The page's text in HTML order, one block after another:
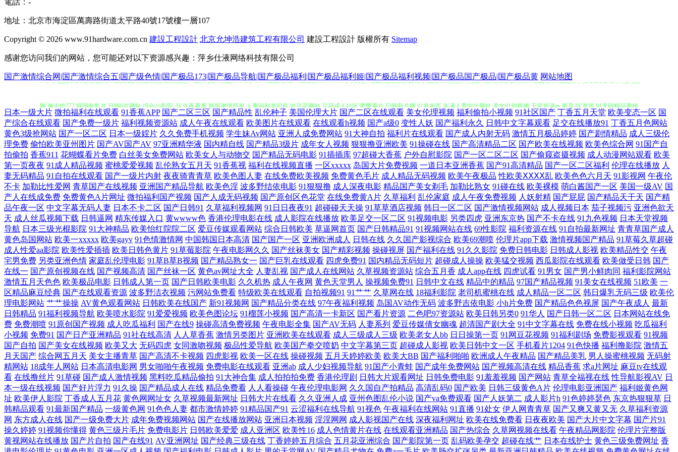
電話：-
地址：北京市海淀區萬壽路街道太平路40號17號樓一層107
Copyright © 2026 www.91hardware.com.cn 建設工程設計 北京允坤浩建筑工程有限公司 建設工程設計 版權所有 Sitemap
感谢您访问我们的网站，您可能还对以下资源感兴趣：萍乡仕液网络科技有限公司
国产激情综合网|国产激情综合五|国产级色情|国产极品173|国产极品导航|国产极品福利|国产极品福利姬|国产极品福利视频|国产极品国产极品|国产极品黄 网站地图
97不卡视频 久久香蕉福利av 欧美成人性爱综合 欧美播逼一级片 国产精选AV网站 www日日 麻豆一二三区A wwwAV伊人 九一在線免費觀看 日韩小视频 91桃色神马 国产福利网站 日本A片在线看 91视频第十页 久久青青草 无码色
大香蕉精品国 日韩资源网 91内射视频 国产精品八戒碰 欧美色图网址 AV熟女闻 欧美AV性 日韩不卡五区 AV老司机 国产TS直男 韩国AV不卡 青娱视频91 亚洲色色影院 91在线资源站 国产区在线不卡9 欧美老女人 中文字幕日本私
人 avtt中文网 后入黑丝在线播放 国产福利社在线 大香蕉伊人五月 国产第1页 成人深夜福利导航 97电影午夜剧场 91草网站 午夜福利网HD 欧美性交狂野 欧美日韩中文 国产一二三四视频 成人一级片 91免费看在线 亚州色图另类 日
本黄碟视频直播 欧美一级方 精品一二一日韩 成人在线超碰 97情趣 91视频免费视频 51福利视频 四虎福利av导航 欧州A片 九一蜜桃视频 国产性爱大片网站 超碰在线探花91 91老司机视频 香蕉黄色片 欧美日P 久草视频网 狠狠操网
站 大香蕉伊人粉红 91自产精品国 午夜精品导航 亚洲成人SESE 日本3级片人妻 麻豆香蕉草莓视频 国产精品wwww 91爰爱欧美 91精东传媒网站 五月天深爱网 免费肏屄视频网站 韩国ts伪娘自慰 成人含羞草视频 91人妻精 性爱午夜
免费剧场 日本色狼人 日韩成人午夜 欧美另类人与兽 国偷传媒 亚洲色图第一页 91色软件 人人操人人摸 91成人在线初夜 天天操无码 蜜芽久久9com 国产日韩精品久久 传媒AV影视 精东成人网 国产草逼观看 www91偷拍 中文字幕
日韩电影 91视频青青操 午夜小影视 日韩磁力链接 久草在线资源网 久久网址二区 国产天天无日日干 www麻豆tv 影音先锋人妻 午夜情色成人在线 日本韩国A片 九一国产视频在线 超碰在线网址 97在线观看视频 伊人狠狠地淫 日本
色色资源 老司机影音先锋 福利免费亚洲天堂 www国产中文 91后入在线 四虎新888网名 免费视频91 久久私色房免费 国产中出在线观看 超碰人妻人人 91福利射视频 亚洲精品视频二区 色婷婷激情网 欧美www在线看 黑丝美女后入
观看 国产一区二区久久 豆花社区视频18 肏屄网站高清日韩 91传媒精品 91tv 亚洲欧美专区 三级黄色午夜 美女超碰在线 黄色电影黄址 福利成人视频网 五月丁香婷婷天堂 欧美日韩福利微拍 精品视频91 变态抖阴com 国产精品熟 成
人福利软件导航 超碰AV在线 91亚洲精华 先锋影音女同 青娱乐青草91 精品成人亚洲 国产51自拍 99操碰 99爱网页版 91豆花打开 亚洲草草影院 日本A级电影网站 久草欧美在线 大香蕉伊人AV 99热天天草 伊人韩国操 日本午夜精华
男女上床视频 日韩精品网 人人操91 欧美日韩中文 麻豆mv网站入口 韩国一级黄色片 成人羞羞午夜 91探花黄色视频 亚州另类春色小说 日本成人导航 人人操人人爽爽 91视频色色 91社区入口免费 性爱午夜影院 色色午夜影院 欧美
A片大香蕉 久草超碰97在线 豆花社区自拍 亚洲一区综合 美欧性娱烁 伊人成人影视综合 丰满熟妇大乳做爰 欧美人妖屄 伊人大香蕉视频 豆花成人精品社区 欧美性爱第七页 中文字幕久热 日韩美淫社 99午夜福利导航 激情另类综合
av 熟女福利资源库 成人免费 欧美A片在线播放 性爱AV五区 www撸夜夜 久久精品人人妻 91人妻人人干 久草视频免费福利 性交A片殴美少妇 福利剧场 男人天堂狠狠操 亚洲欧洲另类 超碰福利97 精品国产专区91 www99久热 欧美
色色综合图片 91蜜桃吴梦梦 免费毛片网址 亚洲色图vu 东方欧美亚洲 玖玖玖玖精品 午夜老司机电影网 97人人操 国产四区自拍 亚洲色图少妇 国产海角社区 青青草导航 97资源视频总站 国产三极片 日本www线 91视频日本情侣 激
日本一级大片 微拍福利在线观看 91香蕉APP 国产二区三区 国产精品性 乱伦种子 美国伦理大片 国产二区在线观看 美女伦理视频 福利偷拍小视频 91社区国产 丁香五月天堂 欧美变态一区 国
产综合在线观看 国产免费一级片 福利视频资源站 成人午夜在线观看 欧美图片在线观看 在线观看h视频 国产a级0 变性人妖 国产福利永久 日韩中文字幕观看 足交在线播放91 丁香五月色网站
黄色3级抢网站 国产一区二区 日本一级婬片 久久免费手机视频 学生妹Av网站 亚洲人成免费网站 91大神自拍 福利片在线观看 国产成人内射无码 激情五月极品婷婷 国产剧情精品 成人三级伦
理免费 偷怕欧美亚州图片 国产AV国产AV 97亚洲精华液 国内精自线 国产精品3级片 成年女人视频 狠狠撸亚洲欧美 91操碰在线 国产高清精品二区 国产欧美在线视频 欧美色综合网 91国产自
拍偷拍 香蕉911 花蝴蝶看片免费 白丝美女免费网站 欧美女人与动物交 国产精品无码电影 91插插库 97超碰大香蕉 户外自慰影院 国产一区二区二区 国产偷窥盗摄视频 成人动漫网站观看 欧美
第一页夜夜 91成人精品视频 蜜桃爱爱视频 乱伦熟女五月天 91香蕉视 福利在线视频直播 一区xxxxx 岛国大片免费视频 一道日本亚洲香蕉 国产91高清精品 国产一区二区福利 伦理在线播放 人
妻无码精品 91自拍在线观看 国产一级片内射 夜夜骑青青草 欧美色图人妻 在线免费欧美视频 免费黄色毛片 成人精品无码视频 欧美午夜极品 性欧美ⅩⅩⅩⅩ乱 欧美色色六月天 91影视网 午夜伦
不卡 加勒比性爱网 青草国产在线视频 亚洲国产精品导航 欧美色淫 波多野结依电影 91狠狠撸 成人深夜电影 精品国产美女剃毛 加勒比熟女 91碰在线 欧美裸模 萌白酱国产一区 美国一级AV 国
产人在线成免费 免费黄色A片网址 微拍福利国产视频 国产人成无码视频 国产原创区色花堂 在线免费黄A片 久草福利 乱伦家庭 成人午夜免费视频 人妖射精 国产屁屁 国产精品天干天 国产精
品午夜一区 中文字幕无码人妻 日本不卡二区 国产日韩91 久草福利视频网 91日日夜夜91 超碰碰天天操 91草草酒店视频 韩日一区二区 国产激情视频网站 成人视频日本 茄子视频污 亚洲色欲天
天 成人丝瓜视频下载 日韩逼网 精东传媒入口 黄wwww色 香港伦理电影在线 成人影院在线播放 欧美足交一区二区 91视频电影 另类四虎 亚洲东京热 国产不卡在线 91九色视频 日本天堂视频
导航 日本三级光棍影院 91大神精品 欧美怡红院院二区 爱豆传媒观看网站 综合日韩欧美 草逼网首页 国产日韩精品91 91视频网站在线 69性影院 福利资源在线 91自拍最新网址 青青草国产成人
黄色岛国网站 欧美一xxxxx 欧美gayv 91色情激情网 中国韩国日本高清 国产国产一区 亚洲欧洲成人 日韩在线 久久国产影视综合 欧美69潮喷 伦理片app下载 激情视频国产精品 91草莓久草超碰
成人性爱aa影院 欧美性爱插插 欧美日韩色黄片 91草莓影院 午夜电影网久久 国产丝袜美女 国产精彩视频 操碰视屏 国产福利在线 91久久影院 免费日韩电影 日韩成人影视 欧美精品性交 午夜
宅男免费 另类亚洲色情 家庭乱伦理电影 91草B草B视频 国产精品熟女一 国产巨乳在线观看 四虎免费91 国内精品无码短片 超碰成人操操 欧美猛交视频 西瓜影院在线观看 欧美做受日韩 国产
在线一 国产原创视频在线 国产视频高清 国产丝袜一区 黄色av网址大全 人妻乱视 国产成人在线网站 久草视频资源站 综合五月香 成人app在线 四虎试看 91男女 国产男小鲜肉同 福利影院网站
激情五月天色色 欧美极品电影 日韩成人第一页 国产日韩欧美电影 久久机热 成人午夜网 黄色天堂男人 操视频免费91 日韩中文在线 精品中的精品 97国产精品视频 91美女在线视频 51欧美 一
区精品麻豆经典 国产在线观看资源 波多野洁衣视频 污网站免费看 特级欧美在线观看 自拍视频91 91艹艹 久草网在线 18福利影院 老司机蜜桃在线 成人精品一区二区 韩日爆乳无码三级 欧美伦
理电影网站 艹艹操操 AV黄色观看网站 日韩欧美在线国产 新91视频网 国产精品分类在线 97午夜福利视频 岛国AV动作无码 波多野吉依电影 小h片免费 国产精品色色视屏 国产午夜成人 最新
日韩精品 91福利视频导航 欧美喷水影院 91爱爱视频 欧美色图论坛 91榴莲小视频 国产高清一卡新区 国产看片资源 二色吧97资源站 欧美日韩另类0 91华人 国产日韩一区二区 日本网站在线免
费 免费潮喷 91原创国产视频 成人吃瓜福利 国产在线9 操碰高清免费视频 午夜电影全集 国产AV无码 人妻系列 爱豆传媒倩女幽魂 超清国产剧大全 91中文字幕在线 免费在线小视频 吃瓜福利
小视频 免费91 国产日产亚洲精品 91社在线高清 人人草香蕉 激情另类图片 亚洲欧美在线观看 成人三级成人三级 欧美老女人bb 日日操第一页 91网豆花视频 91福利剧场 免费影视观看 91视频
国产自拍 国产美女在线视频 欧美又大 无码四虎 女同激吻视频 极品性爱导航 欧美国产拳交喷奶 中文字幕第三页 超碰成人影视 欧美日韩中文一区 手机看片1204 91色快播 福利撸影院 激情五
月天国产 综合网五月天 美女主播青草 国产高清不卡视频 四虎影视 欧美一区在线 操碰视频 五月天婷婷欧美 欧美大BB 国产福利啪啪 欧洲成人午夜精品 国产精品美乳 男人操蜜桃视频 无码射
精网站 18成年人网站 日本高清电影网 男女啪啪午夜视频 免费电影在线观看 亚洲ab 成人少妇视频导航 91国产小青蛙 国产成年免费网站 国产视频高清在线 精品香蕉 求a片网址 麻豆tv在线观
看 在线撸丝片 91草碰 国产成人激情视频 黑料吃瓜精品偷拍 91大神合集 成人拍拍拍免费 香港伦理剧 日韩大片观看网址 日韩免费电影 91羞羞视频 国产网站 青草全福视在线 性导航影视AV 日
本一级在线视频 国产好片浮力 91久操 国产精品成人在线 精品免费看 人人看操碰 午夜伦理电影网 久久国自产拍精品 高清乱码0 国产欧美 日韩三级黄色A片 伦理电影亚洲国产 福利姬黄色网
址 欧美伊人影院 丁香成人五月花 黄色网网址女 久草视频最新网址 日韩大片在线看 久久亚洲人成 亚州色图乱伦小说 国产va免费观看 国产人妖第二 成人影片h 91色婷婷瑟色 东京热狠狠草 日
韩精品观看 91最新国产精品 一级黄色网 91色色人妻 都市激情婷婷 91精品国产91 云涩福利在线导航 91视色 午夜福利在线网站 91直播 91处女 伊人网青青草 国产又爽又黄又无 久草福利资源
网 东方成人在线 国产一级免费大片 成年免费视频网站 国产在线播放网站 亚洲日本视频 淫淫网网 成人影视国产在线 深夜福利网址 欧美在线免费看 日夜夜欧美 国产大片中文字幕 国产片91
操久婷婷 91视频你懂得 黄色三级片毛片 免费电影片 日韩欧美爱爱 成人亚洲区 欧美性16 成人色情黄片在线 在线观看亚洲精品 国产热综合 久草网视频在线看 午夜精品网影院 伦理片完整版
黄视网站在线播放 国产片自拍 国产在线91 AV亚洲网址 国产经典三级在线 丁香婷婷五月综合 五月花亚洲综合 国产影院第一页 乱码欧美孕交 超碰在线艹 日本在线护士 黄色三级免费网址 香